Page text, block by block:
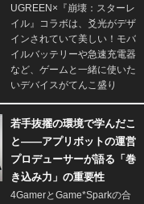
UGREEN×『崩壊：スターレ
イル』コラボは、爻光がデザ
インされていて美しい！モバ
イルバッテリーや急速充電器
など、ゲームと一緒に使いた
いデバイスがてんこ盛り
若手抜擢の環境で学んだこ
と――アプリボットの運営
プロデューサーが語る「巻
き込み力」の重要性
4GamerとGame*Sparkの合